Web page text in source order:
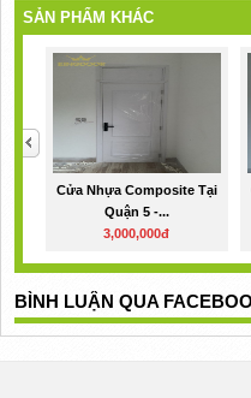
SẢN PHẨM KHÁC
Cửa Nhựa Composite Tại
Quận 5 -...
3,000,000đ
BÌNH LUẬN QUA